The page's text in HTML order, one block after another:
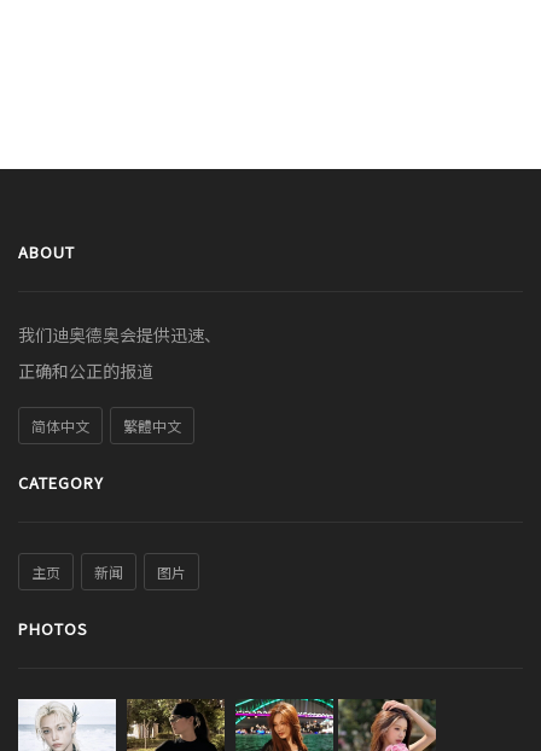
ABOUT
我们迪奥德奥会提供迅速、
正确和公正的报道
简体中文 繁體中文
CATEGORY
主页 新闻 图片
PHOTOS